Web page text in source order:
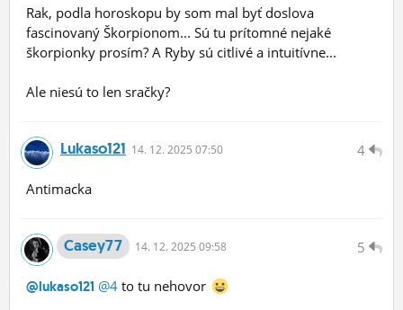
Rak, podla horoskopu by som mal byť doslova
fascinovaný Škorpionom... Sú tu prítomné nejaké
škorpionky prosím? A Ryby sú citlivé a intuitívne...
Ale niesú to len sračky?
4
Lukaso121 14. 12. 2025 07:50
Antimacka
5
Casey77 14. 12. 2025 09:58
@lukaso121 @4 to tu nehovor